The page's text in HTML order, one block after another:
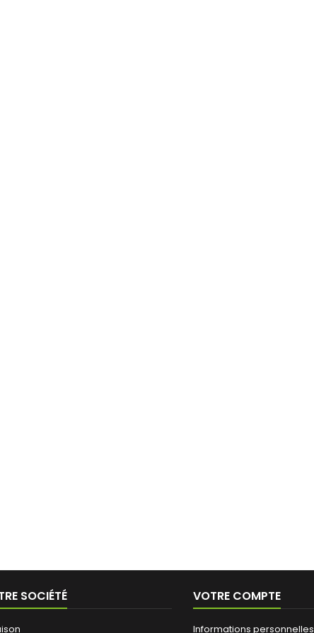
SOCIÉTÉ VOTRE COMPTE
Informations personnelles